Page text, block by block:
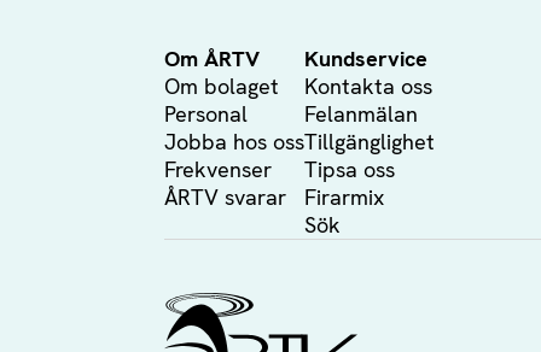
Om ÅRTV
Om bolaget
Personal
Jobba hos oss
Frekvenser
ÅRTV svarar
Kundservice
Kontakta oss
Felanmälan
Tillgänglighet
Tipsa oss
Firarmix
Sök
Ålands Radio & TV